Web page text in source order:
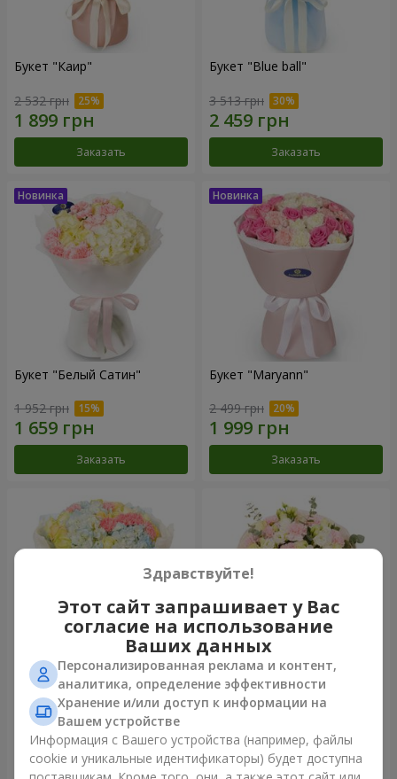
Букет "Каир"
2 532 грн
Заказать
Букет "Blue ball"
3 513 грн
Заказать
Букет "Белый Сатин"
1 952 грн
Заказать
Букет "Maryann"
2 499 грн
Заказать
Букет "Небесная лазурь"
5 229 грн
Заказать
Букет "Secret"
Заказать
Здравствуйте!
Этот сайт запрашивает у Вас
согласие на использование
Ваших данных
Персонализированная реклама и контент,
аналитика, определение эффективности
Хранение и/или доступ к информации на
Вашем устройстве
Информация с Вашего устройства (например, файлы
cookie и уникальные идентификаторы) будет доступна